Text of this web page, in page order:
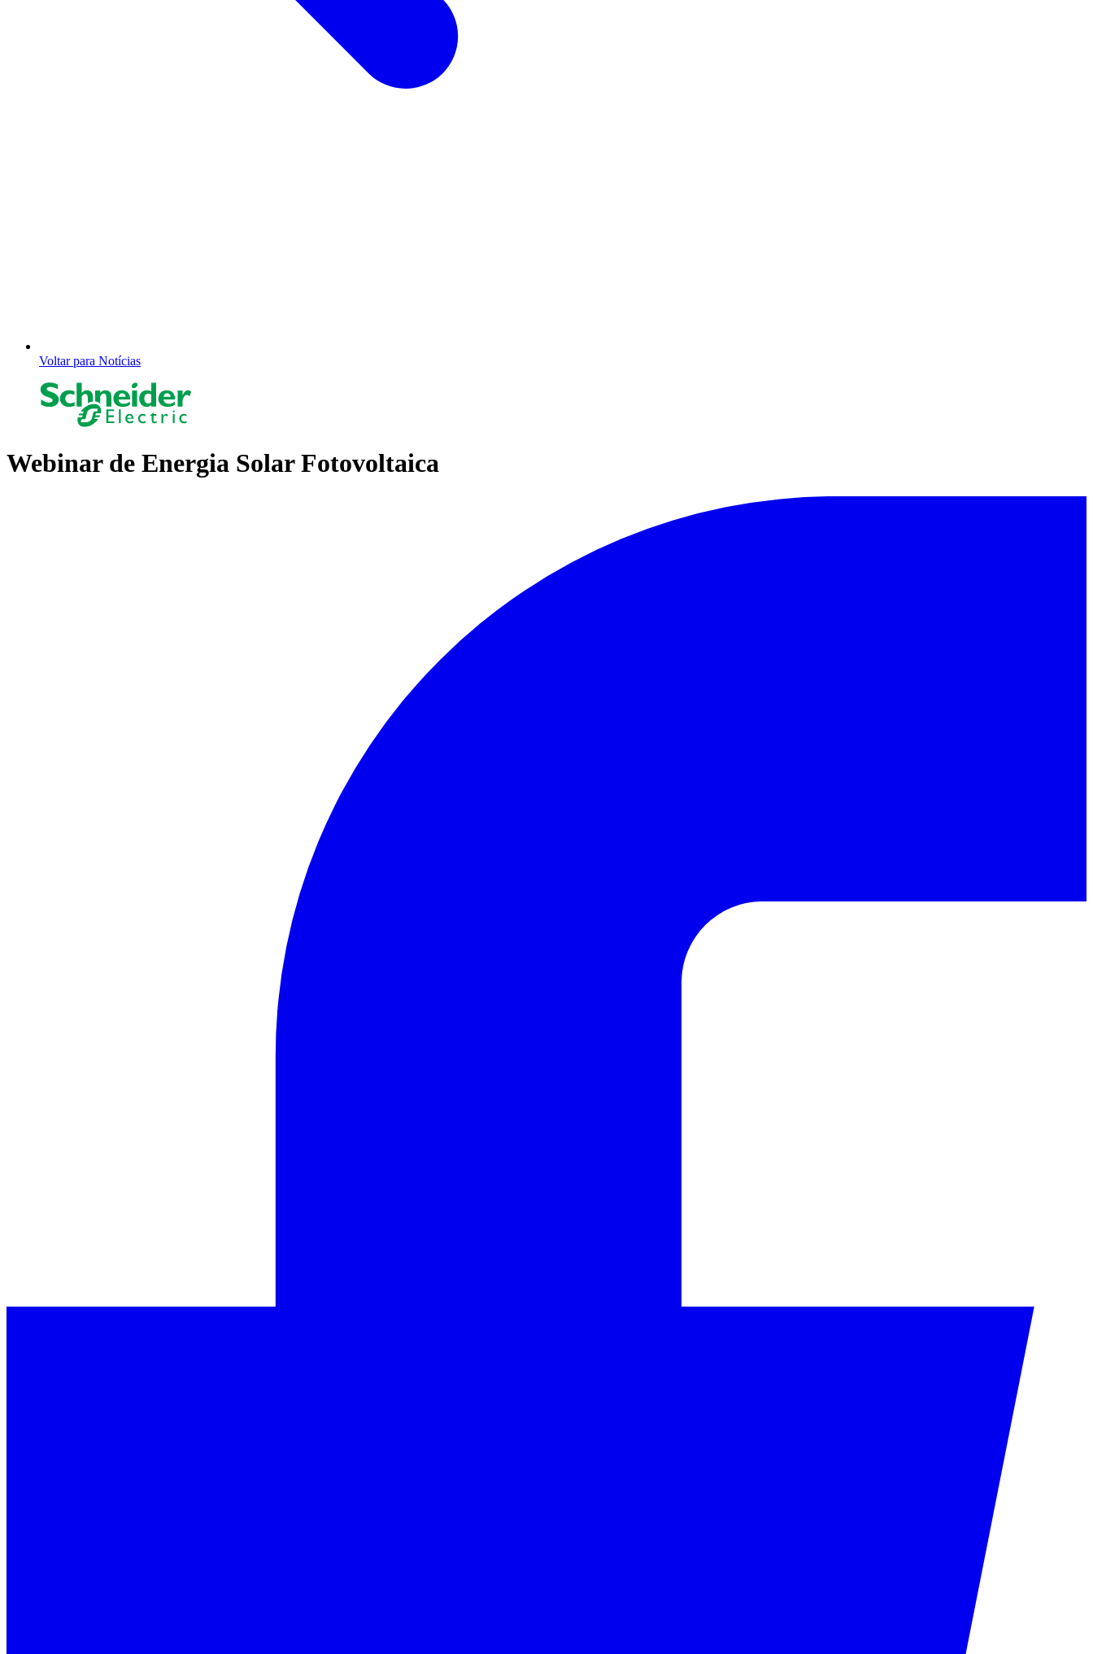
Voltar para Notícias
Webinar de Energia Solar Fotovoltaica